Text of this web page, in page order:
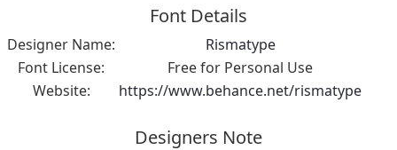
Font Details
Designer Name:
Rismatype
Font License:
Free for Personal Use
Website:
https://www.behance.net/rismatype
Designers Note